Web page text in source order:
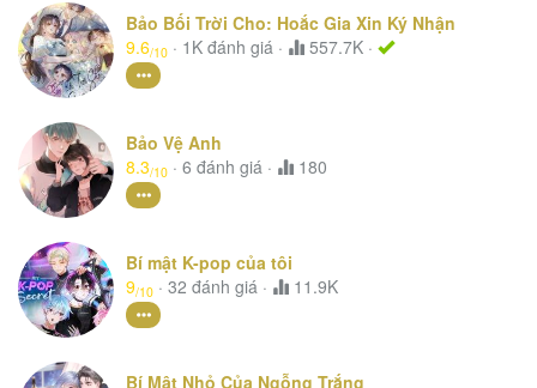
Bảo Bối Trời Cho: Hoắc Gia Xin Ký Nhận
9.6/10 · 1K đánh giá · 557.7K ·
Bảo Vệ Anh
8.3/10 · 6 đánh giá · 180
Bí mật K-pop của tôi
9/10 · 32 đánh giá · 11.9K
Bí Mật Nhỏ Của Ngỗng Trắng